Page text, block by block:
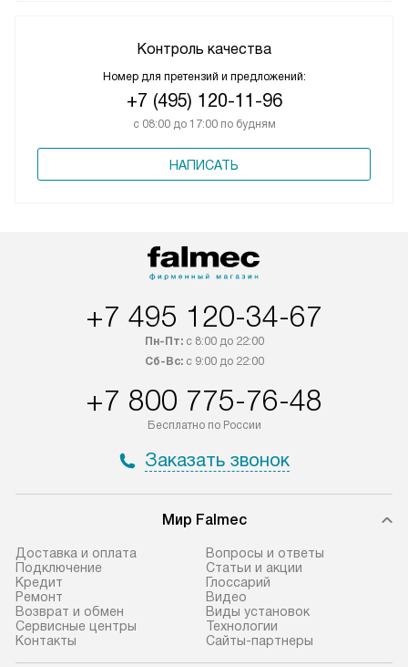
Контроль качества
Номер для претензий и предложений:
+7 (495) 120-11-96
с 08:00 до 17:00 по будням
НАПИСАТЬ
+7 495 120-34-67
Пн-Пт:с 8:00 до 22:00
Сб-Вс:с 9:00 до 22:00
+7 800 775-76-48
Бесплатно по России
Заказать звонок
Мир Falmec
Доставка и оплата
Подключение
Кредит
Ремонт
Возврат и обмен
Сервисные центры
Контакты
Вопросы и ответы
Статьи и акции
Глоссарий
Видео
Виды установок
Технологии
Сайты-партнеры